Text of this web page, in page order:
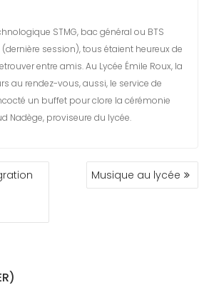
STMG, bac général ou BTS
session), tous étaient heureux de
entre amis. Au Lycée Émile Roux, la
au rendez-vous, aussi, le service de
un buffet pour clore la cérémonie
Nadège, proviseure du lycée.
Musique au lycée